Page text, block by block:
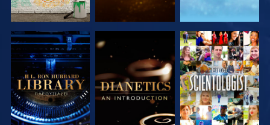
ΕΞΕΡΕΥΝΗΣΤΕ
ΤΗ ΣΕΙΡΑ
ΕΞΕΡΕΥΝΗΣΤΕ
ΤΗ ΣΕΙΡΑ
ΠΑΡΑΚΟΛΟΥΘΗΣΤΕ